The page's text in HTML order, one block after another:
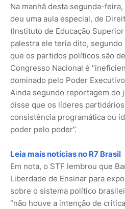
Na manhã desta segunda-
deu uma aula especial, de
(Instituto de Educação
palestra ele teria dito, segundo
que os partidos políticos são
Congresso Nacional é
dominado pelo Poder
Ainda segundo reportagem do
disse que os líderes
consistência programática ou
poder pelo poder”.
Leia mais notícias no R7 Brasil
Em nota, o STF lembrou que
Liberdade de Ensinar para
sobre o sistema político
“não houve a intenção de